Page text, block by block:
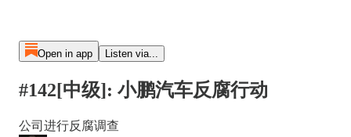
Open in app Listen via...
#142[中级]: 小鹏汽车反腐行动
公司进行反腐调查